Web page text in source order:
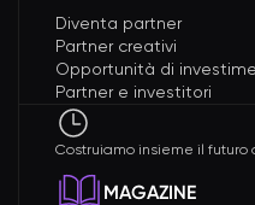
Diventa partner
Partner creativi
Opportunità di
Partner e investitori
Costruiamo insieme il futuro
MAGAZINE